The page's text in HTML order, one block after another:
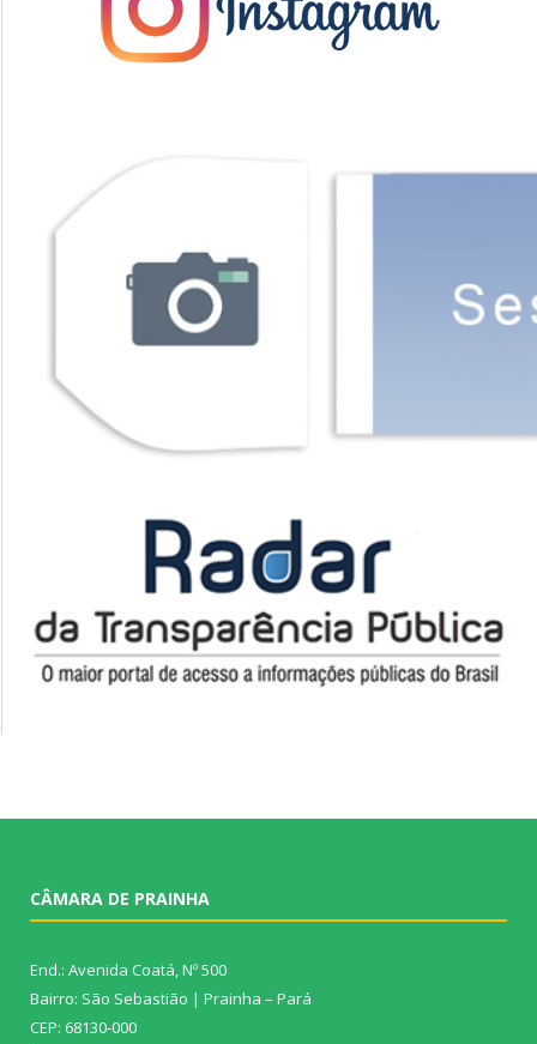
CÂMARA DE PRAINHA
End.: Avenida Coatá, Nº 500
Bairro: São Sebastião | Prainha – Pará
CEP: 68130-000